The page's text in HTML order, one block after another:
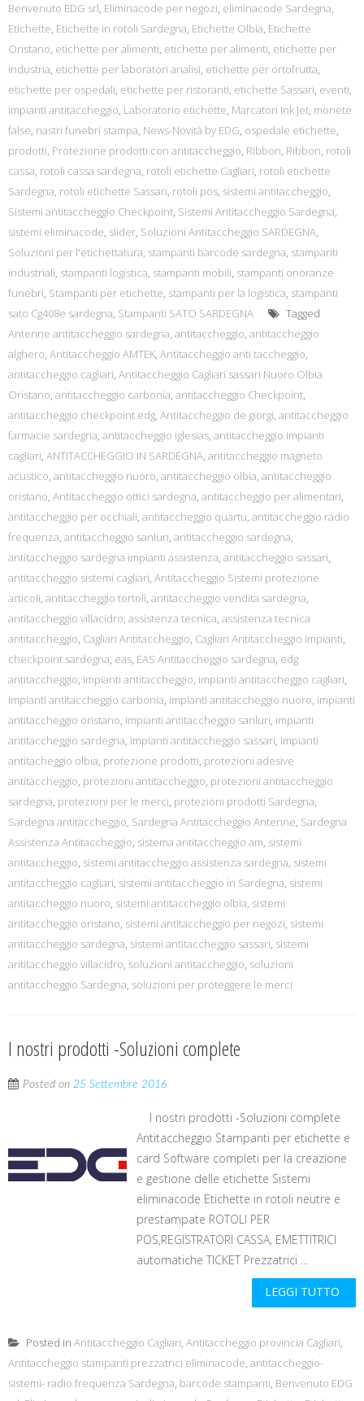
Benvenuto EDG srl, Eliminacode per negozi, eliminacode Sardegna,
Etichette, Etichette in rotoli Sardegna, Etichette Olbia, Etichette
Oristano, etichette per alimenti, etichette per alimenti, etichette per
industria, etichette per laboratori analisi, etichette per ortofrutta,
etichette per ospedali, etichette per ristoranti, etichette Sassari, eventi,
impianti antitaccheggio, Laboratorio etichette, Marcatori Ink Jet, monete
false, nastri funebri stampa, News-Novità by EDG, ospedale etichette,
prodotti, Protezione prodotti con antitaccheggio, Ribbon, Ribbon, rotoli
cassa, rotoli cassa sardegna, rotoli etichette Cagliari, rotoli etichette
Sardegna, rotoli etichette Sassari, rotoli pos, sistemi antitaccheggio,
Sistemi antitaccheggio Checkpoint, Sistemi Antitaccheggio Sardegna,
sistemi eliminacode, slider, Soluzioni Antitaccheggio SARDEGNA,
Soluzioni per l'etichettatura, stampanti barcode sardegna, stampanti
industriali, stampanti logistica, stampanti mobili, stampanti onoranze
funebri, Stampanti per etichette, stampanti per la logistica, stampanti
sato Cg408e sardegna, Stampanti SATO SARDEGNA
Tagged
Antenne antitaccheggio sardegna, antitaccheggio, antitaccheggio
alghero, Antitaccheggio AMTEK, Antitaccheggio anti taccheggio,
antitaccheggio cagliari, Antitaccheggio Cagliari sassari Nuoro Olbia
Oristano, antitaccheggio carbonia, antitaccheggio Checkpoint,
antitaccheggio checkpoint edg, Antitaccheggio de giorgi, antitaccheggio
farmacie sardegna, antitaccheggio iglesias, antitaccheggio impianti
cagliari, ANTITACCHEGGIO IN SARDEGNA, antitaccheggio magneto
acustico, antitaccheggio nuoro, antitaccheggio olbia, antitaccheggio
oristano, Antitaccheggio ottici sardegna, antitaccheggio per alimentari,
antitaccheggio per occhiali, antitaccheggio quartu, antitaccheggio radio
frequenza, antitaccheggio sanluri, antitaccheggio sardegna,
antitaccheggio sardegna impianti assistenza, antitaccheggio sassari,
antitaccheggio sistemi cagliari, Antitaccheggio Sistemi protezione
articoli, antitaccheggio tortolì, antitaccheggio vendita sardegna,
antitaccheggio villacidro, assistenza tecnica, assistenza tecnica
antitaccheggio, Cagliari Antitaccheggio, Cagliari Antitaccheggio Impianti,
checkpoint sardegna, eas, EAS Antitaccheggio sardegna, edg
antitaccheggio, impianti antitaccheggio, impianti antitaccheggio cagliari,
impianti antitaccheggio carbonia, impianti antitaccheggio nuoro, impianti
antitaccheggio oristano, impianti antitaccheggio sanluri, impianti
antitaccheggio sardegna, impianti antitaccheggio sassari, impianti
antitacheggio olbia, protezione prodotti, protezioni adesive
antitaccheggio, protezioni antitaccheggio, protezioni antitaccheggio
sardegna, protezioni per le merci, protezioni prodotti Sardegna,
Sardegna antitaccheggio, Sardegna Antitaccheggio Antenne, Sardegna
Assistenza Antitaccheggio, sistema antitaccheggio am, sistemi
antitaccheggio, sistemi antitaccheggio assistenza sardegna, sistemi
antitaccheggio cagliari, sistemi antitaccheggio in Sardegna, sistemi
antitaccheggio nuoro, sistemi antitaccheggio olbia, sistemi
antitaccheggio oristano, sistemi antitaccheggio per negozi, sistemi
antitaccheggio sardegna, sistemi antitaccheggio sassari, sistemi
antitaccheggio villacidro, soluzioni antitaccheggio, soluzioni
antitaccheggio Sardegna, soluzioni per proteggere le merci
I nostri prodotti -Soluzioni complete
Posted on 25 Settembre 2016
I nostri prodotti -Soluzioni complete
Antitaccheggio Stampanti per etichette e
card Software completi per la creazione
e gestione delle etichette Sistemi
eliminacode Etichette in rotoli neutre e
prestampate ROTOLI PER
POS,REGISTRATORI CASSA, EMETTITRICI
automatiche TICKET Prezzatrici ...
LEGGI TUTTO
Posted in Antitaccheggio Cagliari, Antitaccheggio provincia Cagliari,
Antitaccheggio stampanti prezzatrici eliminacode, antitaccheggio-
sistemi- radio frequenza Sardegna, barcode stampanti, Benvenuto EDG